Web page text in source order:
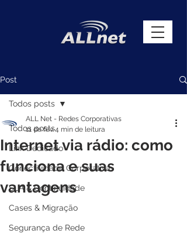
Post
Todos posts
Link Dedicado
Conectividade Corporativa
SLA & Continuidade
Cases & Migração
Segurança de Rede
Todos posts
Internet via rádio: como
funciona e suas
vantagens
ALL Net - Redes Corporativas
11 de fev.4 min de leitura